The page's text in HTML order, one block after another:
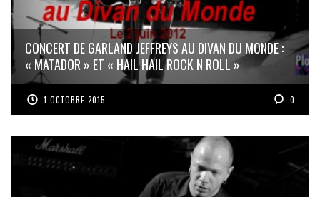
CONCERT DE GARLAND JEFFREYS AU DIVAN DU MONDE :
« MATADOR » ET « HAIL HAIL ROCK N ROLL »
1 OCTOBRE 2015 0